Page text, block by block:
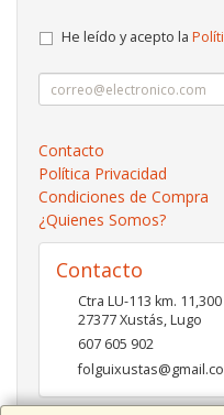
He leído y acepto la
Contacto
Política Privacidad
Condiciones de Compra
¿Quienes Somos?
Contacto
Ctra LU-113 km.
27377Xustás,Lugo
607 605 902